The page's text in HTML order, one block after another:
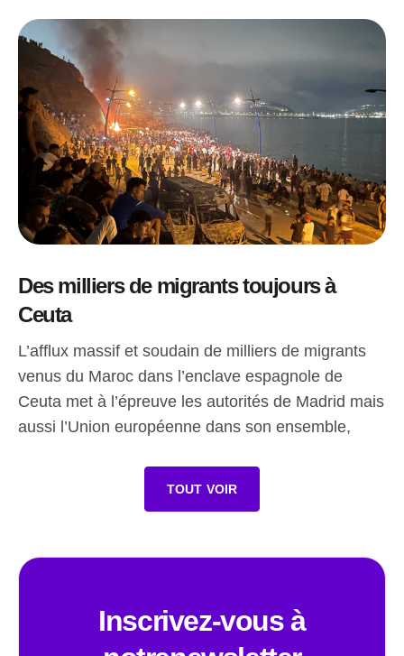
Des milliers de migrants toujours à
Ceuta
L’afflux massif et soudain de milliers de migrants
venus du Maroc dans l’enclave espagnole de
Ceuta met à l’épreuve les autorités de Madrid mais
aussi l’Union européenne dans son ensemble,
TOUT VOIR
Inscrivez-vous à